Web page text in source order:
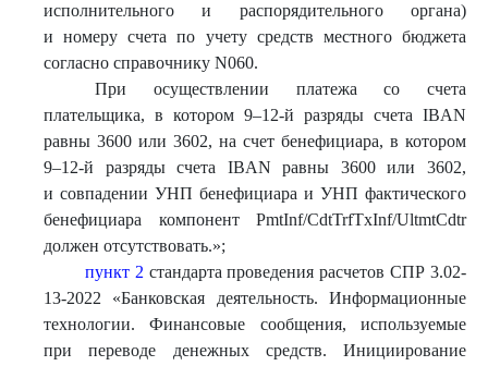
исполнительного и распорядительного органа)
и номеру счета по учету средств местного бюджета
согласно справочнику N060.
При осуществлении платежа со счета
плательщика, в котором 9–12-й разряды счета IBAN
равны 3600 или 3602, на счет бенефициара, в котором
9–12-й разряды счета IBAN равны 3600 или 3602,
и совпадении УНП бенефициара и УНП фактического
бенефициара компонент PmtInf/CdtTrfTxInf/UltmtCdtr
должен отсутствовать.»;
пункт 2 стандарта проведения расчетов СПР 3.02-
13-2022 «Банковская деятельность. Информационные
технологии. Финансовые сообщения, используемые
при переводе денежных средств. Инициирование